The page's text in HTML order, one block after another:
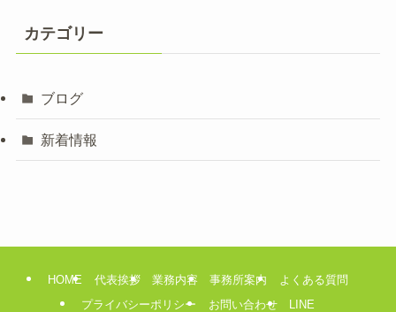
カテゴリー
ブログ
新着情報
HOME 代表挨拶 業務内容 事務所案内
よくある質問
プライバシーポリシー
お問い合わせ LINE